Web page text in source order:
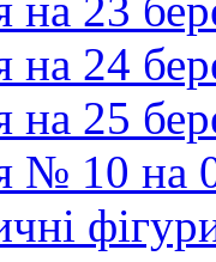
на 24
на 25
№ 10 на